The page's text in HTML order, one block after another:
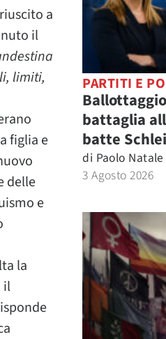
a
il
limiti,
figlia e
delle
e
la
il
PARTITI E
battaglia
batte
di Paolo Natale
3 Agosto 2026